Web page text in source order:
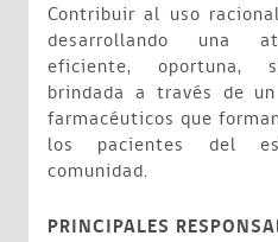
Contribuir al uso
desarrollando una
eficiente, oportuna,
brindada a través de
farmacéuticos que
los pacientes del
comunidad.
PRINCIPALES